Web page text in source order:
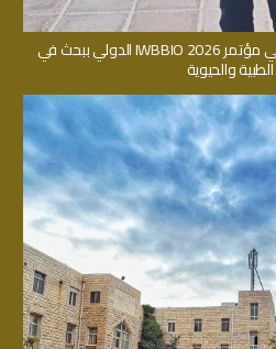
جامعة القدس تسجّل حضوراً بحثياً في مؤتمر IWBBIO 2026 الدولي ببحث في
والحيوية